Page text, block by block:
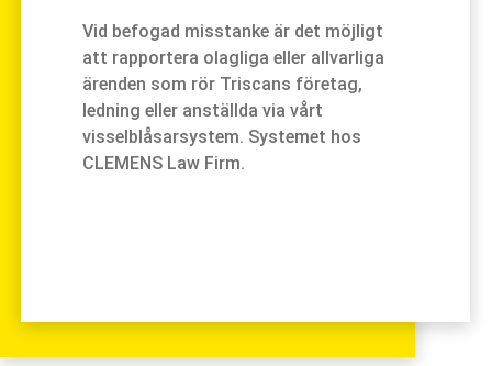
Vid befogad misstanke är det möjligt
att rapportera olagliga eller allvarliga
ärenden som rör Triscans företag,
ledning eller anställda via vårt
visselblåsarsystem. Systemet hos
CLEMENS Law Firm.